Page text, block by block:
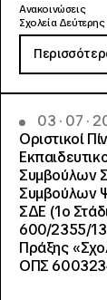
Ανακοινώσεις
Σχολεία Δεύτερης
03 · 07 ·
Οριστικοί
Συμβούλων
Συμβούλων
ΣΔΕ (1ο
600/2355/
Πράξης
ΟΠΣ